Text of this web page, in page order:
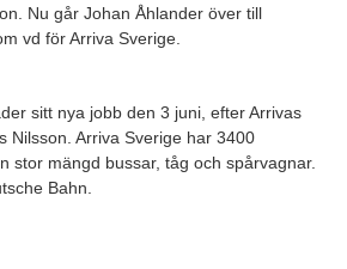
Nu går Johan Åhlander över till
vd för Arriva Sverige.
sitt nya jobb den 3 juni, efter Arrivas
Nilsson. Arriva Sverige har 3400
stor mängd bussar, tåg och spårvagnar.
Bahn.